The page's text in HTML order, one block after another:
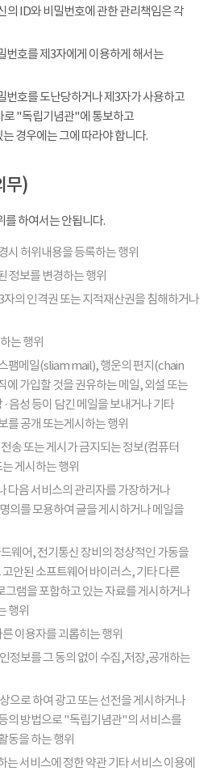
의 ID와 비밀번호에 관한 관리책임은 각
번호를 제3자에게 이용하게 해서는
번호를 도난당하거나 제3자가 사용하고
로 "독립기념관"에 통보하고
경우에는 그에 따라야 합니다.
무)
를 하여서는 안됩니다.
시 허위내용을 등록하는 행위
정보를 변경하는 행위
의 인격권 또는 지적재산권을 침해하거나
는 행위
팸메일(sliam mail), 행운의 편지(chain
가입할 것을 권유하는 메일, 외설 또는
· 음성 등이 담긴 메일을 보내거나 기타
를 공개 또는게시하는 행위
송 또는 게시가 금지되는 정보(컴퓨터
게시하는 행위
다음 서비스의 관리자를 가장하거나
의를 모용하여 글을 게시하거나 메일을
웨어, 전기통신 장비의 정상적인 가동을
안된 소프트웨어 바이러스, 기타 다른
그램을 포함하고 있는 자료를 게시하거나
행위
이용자를 괴롭히는 행위
정보를 그 동의 없이 수집,저장,공개하는
으로 하여 광고 또는 선전을 게시하거나
의 방법으로 "독립기념관"의 서비스를
동을 하는 행위
서비스에 정한 약관 기타 서비스 이용에